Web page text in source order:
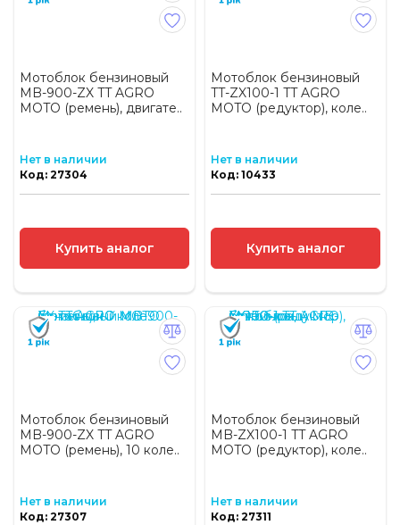
Мотоблок бензиновый
MB-900-ZX TT AGRO
MOTO (ремень), двигате..
Нет в наличии
Код: 27304
Купить аналог
Мотоблок бензиновый
TT-ZX100-1 TT AGRO
MOTO (редуктор), коле..
Нет в наличии
Код: 10433
Купить аналог
Мотоблок бензиновый
MB-900-ZX TT AGRO
MOTO (ремень), 10 коле..
Нет в наличии
Код: 27307
Мотоблок бензиновый
MB-ZX100-1 TT AGRO
MOTO (редуктор), коле..
Нет в наличии
Код: 27311